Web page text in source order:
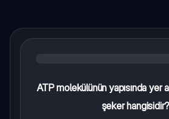
ATP molekülünün yapısında yer
şeker hangisidir?